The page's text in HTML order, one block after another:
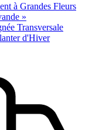
à Grandes Fleurs
»
Transversale
d'Hiver